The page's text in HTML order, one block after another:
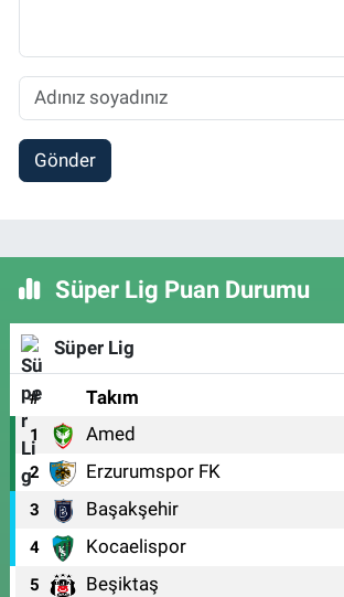
Gönder
Süper Lig Puan Durumu
Süper Lig
# Takım
1 Amed
2 Erzurumspor FK
3 Başakşehir
4 Kocaelispor
5 Beşiktaş